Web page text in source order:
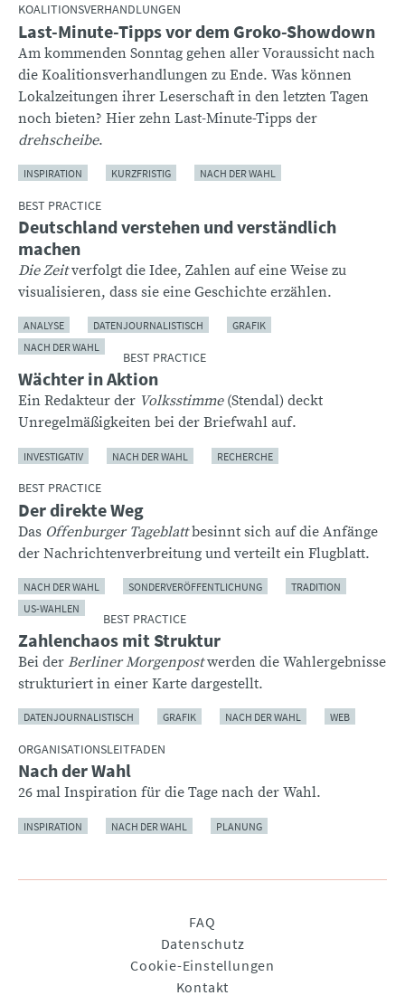
KOALITIONSVERHANDLUNGEN
Last-Minute-Tipps vor dem Groko-Showdown
Am kommenden Sonntag gehen aller Voraussicht nach
die Koalitionsverhandlungen zu Ende. Was können
Lokalzeitungen ihrer Leserschaft in den letzten Tagen
noch bieten? Hier zehn Last-Minute-Tipps der
drehscheibe.
INSPIRATION KURZFRISTIG NACH DER WAHL
BEST PRACTICE
Deutschland verstehen und verständlich
machen
Die Zeitverfolgt die Idee, Zahlen auf eine Weise zu
visualisieren, dass sie eine Geschichte erzählen.
ANALYSE DATENJOURNALISTISCH
GRAFIK
NACH DER WAHL
BEST PRACTICE
Wächter in Aktion
Ein Redakteur der Volksstimme(Stendal) deckt
Unregelmäßigkeiten bei der Briefwahl auf.
INVESTIGATIV NACH DER WAHL RECHERCHE
BEST PRACTICE
Der direkte Weg
Das Offenburger Tageblattbesinnt sich auf die Anfänge
der Nachrichtenverbreitung und verteilt ein Flugblatt.
NACH DER WAHL SONDERVERÖFFENTLICHUNG
TRADITION
US-WAHLEN
BEST PRACTICE
Zahlenchaos mit Struktur
Bei der Berliner Morgenpostwerden die Wahlergebnisse
strukturiert in einer Karte dargestellt.
DATENJOURNALISTISCH GRAFIK NACH DER WAHL WEB
ORGANISATIONSLEITFADEN
Nach der Wahl
26 mal Inspiration für die Tage nach der Wahl.
INSPIRATION NACH DER WAHL PLANUNG
FAQ
Datenschutz
Cookie-Einstellungen
Kontakt